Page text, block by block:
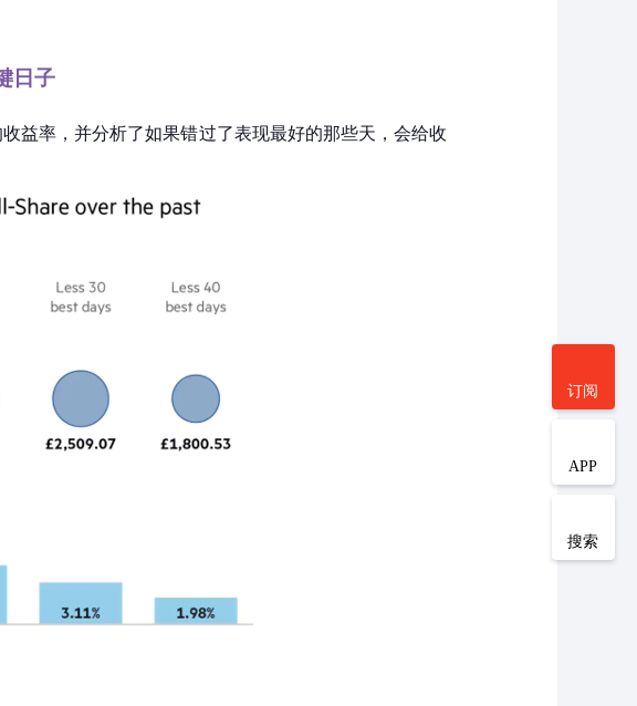
日子
益率，并分析了如果错过了表现最好的那些天，会给收
订阅
APP
搜索